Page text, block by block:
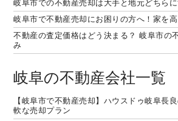
岐阜市での不動産売却は大手と地元どちらに
岐阜市で不動産売却にお困りの方へ！家を
不動産の査定価格はどう決まる？ 岐阜市の
み
岐阜の不動産会社一覧
【岐阜市で不動産売却】ハウスドゥ岐阜長
軟な売却プラン